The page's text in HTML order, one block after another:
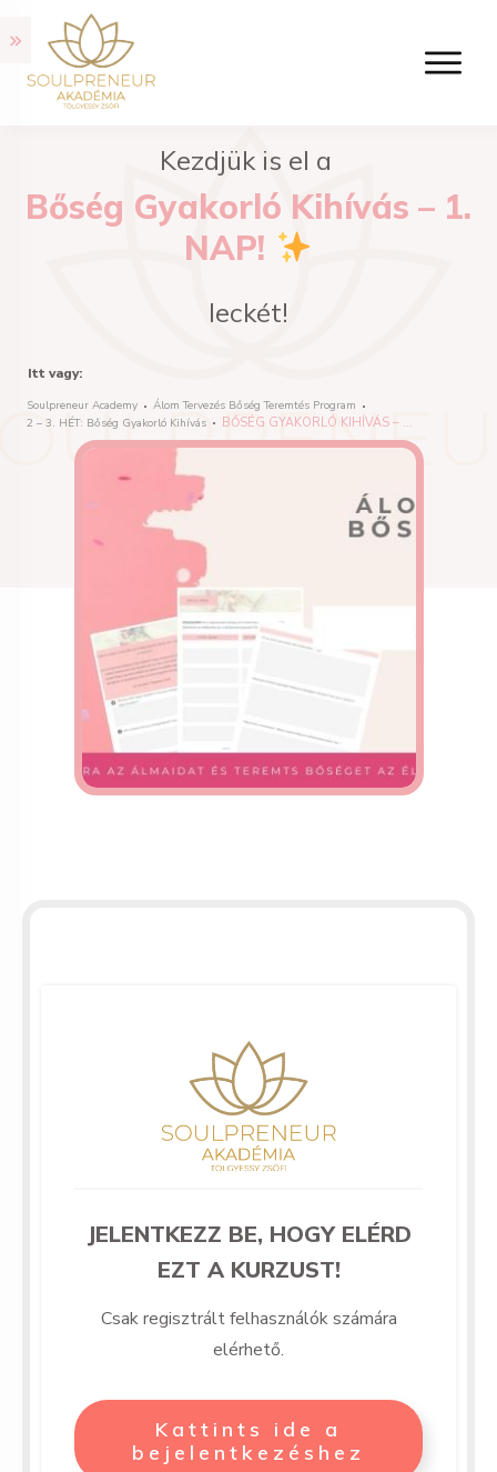
Kezdjük is el a
Bőség Gyakorló Kihívás – 1.
NAP!
leckét!
Itt vagy:
Soulpreneur Academy
Álom Tervezés Bőség Teremtés Program
2 – 3. HÉT: Bőség Gyakorló Kihívás
BŐSÉG GYAKORLÓ KIHÍVÁS – 1. NAP!
JELENTKEZZ BE, HOGY ELÉRD
EZT A KURZUST!
Csak regisztrált felhasználók számára
elérhető.
Kattints ide a
bejelentkezéshez